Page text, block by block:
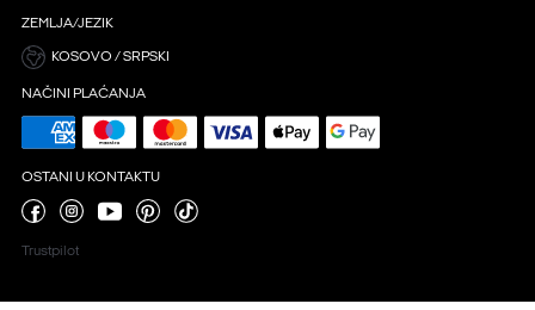
ZEMLJA/JEZIK
KOSOVO / SRPSKI
NAČINI PLAĆANJA
OSTANI U KONTAKTU
Trustpilot